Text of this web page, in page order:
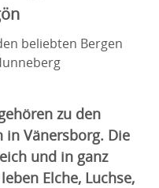
beliebten Bergen
zu den
in Vänersborg. Die
und in ganz
Elche, Luchse,